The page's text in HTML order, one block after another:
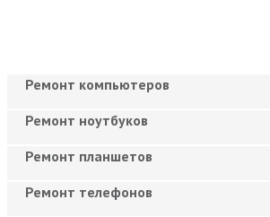
Ремонт компьютеров
Ремонт ноутбуков
Ремонт планшетов
Ремонт телефонов